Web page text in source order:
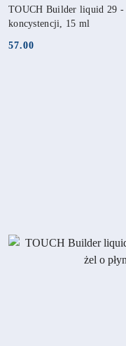
TOUCH Builder liquid 29 -
koncystencji, 15 ml
Cena:
57.00